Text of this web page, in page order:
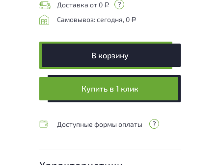
Доставка от 0 Р
Самовывоз: сегодня, 0 Р
В корзину
Купить в 1 клик
Доступные формы оплаты